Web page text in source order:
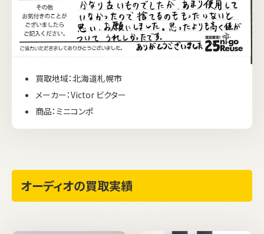
買取地域：北海道札幌市
メーカー：Victor ビクター
商品：ミニコンポ
オーディオの買取実績